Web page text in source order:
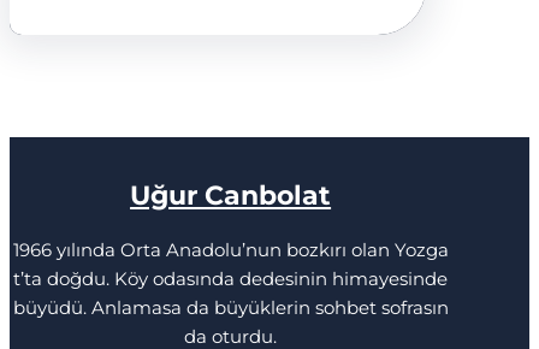
Uğur Canbolat
1966 yılında Orta Anadolu’nun bozkırı olan Yozga
t’ta doğdu. Köy odasında dedesinin himayesinde
büyüdü. Anlamasa da büyüklerin sohbet sofrasın
da oturdu.